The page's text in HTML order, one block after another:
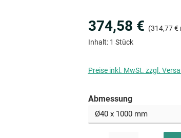
374,58 € (314,77 €
Inhalt: 1 Stück
Preise inkl. MwSt. zzgl.
Abmessungauswählen